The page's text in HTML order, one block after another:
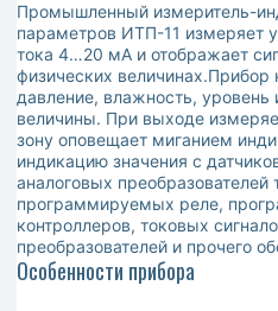
Промышленный измеритель-
параметров ИТП-11 измеряет
тока 4…20 мА и отображает
физических величинах.Прибор
давление, влажность, уровень
величины. При выходе
зону оповещает миганием
индикацию значения с
аналоговых преобразователей
программируемых реле,
контроллеров, токовых
преобразователей и прочего
Особенности прибора